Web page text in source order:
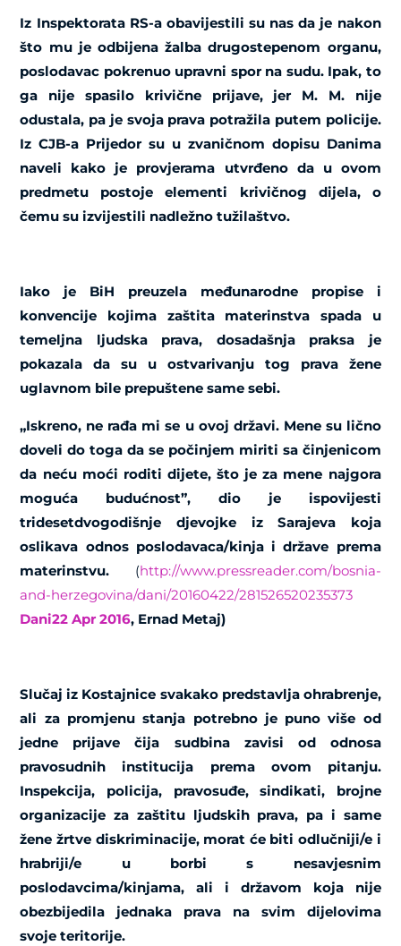
Iz Inspektorata RS-a obavijestili su nas da je nakon
što mu je odbijena žalba drugostepenom organu,
poslodavac pokrenuo upravni spor na sudu. Ipak, to
ga nije spasilo krivične prijave, jer M. M. nije
odustala, pa je svoja prava potražila putem policije.
Iz CJB-a Prijedor su u zvaničnom dopisu Danima
naveli kako je provjerama utvrđeno da u ovom
predmetu postoje elementi krivičnog dijela, o
čemu su izvijestili nadležno tužilaštvo.
Iako je BiH preuzela međunarodne propise i
konvencije kojima zaštita materinstva spada u
temeljna ljudska prava, dosadašnja praksa je
pokazala da su u ostvarivanju tog prava žene
uglavnom bile prepuštene same sebi.
„Iskreno, ne rađa mi se u ovoj državi. Mene su lično
doveli do toga da se počinjem miriti sa činjenicom
da neću moći roditi dijete, što je za mene najgora
moguća budućnost”, dio je ispovijesti
tridesetdvogodišnje djevojke iz Sarajeva koja
oslikava odnos poslodavaca/kinja i države prema
materinstvu.
(http://www.pressreader.com/bosnia-
and-herzegovina/dani/20160422/281526520235373
Dani22 Apr 2016, Ernad Metaj)
Slučaj iz Kostajnice svakako predstavlja ohrabrenje,
ali za promjenu stanja potrebno je puno više od
jedne prijave čija sudbina zavisi od odnosa
pravosudnih institucija prema ovom pitanju.
Inspekcija, policija, pravosuđe, sindikati, brojne
organizacije za zaštitu ljudskih prava, pa i same
žene žrtve diskriminacije, morat će biti odlučniji/e i
hrabriji/e u borbi s nesavjesnim
poslodavcima/kinjama, ali i državom koja nije
obezbijedila jednaka prava na svim dijelovima
svoje teritorije.